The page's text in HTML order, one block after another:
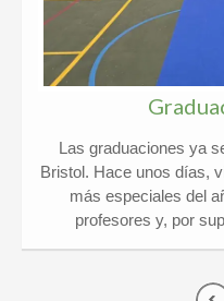
Las graduaciones ya
Bristol. Hace unos días,
más especiales del
profesores y, por
emocionante en el